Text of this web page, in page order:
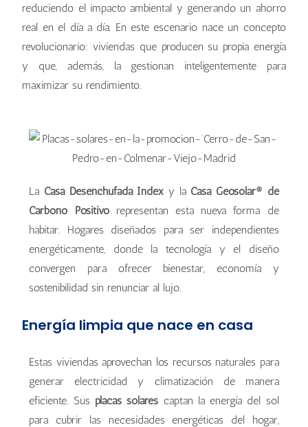
reduciendo el impacto ambiental y generando un ahorro
real en el día a día. En este escenario nace un concepto
revolucionario: viviendas que producen su propia energía
y que, además, la gestionan inteligentemente para
maximizar su rendimiento.
La Casa Desenchufada Index y la Casa Geosolar® de
Carbono Positivorepresentan esta nueva forma de
habitar. Hogares diseñados para ser independientes
energéticamente, donde la tecnología y el diseño
convergen para ofrecer bienestar, economía y
sostenibilidad sin renunciar al lujo.
Energía limpia que nace en casa
Estas viviendas aprovechan los recursos naturales para
generar electricidad y climatización de manera
eficiente. Sus placas solares captan la energía del sol
para cubrir las necesidades energéticas del hogar,